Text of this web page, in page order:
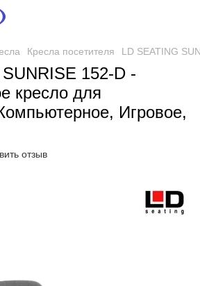
Кресла посетителя LD SEATING
152-D -
кресло для
Игровое,
отзыв